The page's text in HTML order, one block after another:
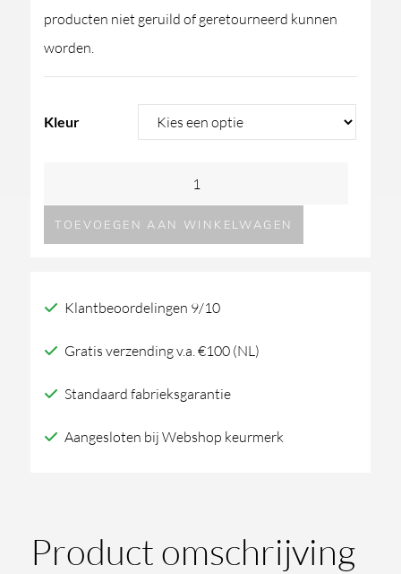
producten niet geruild of geretourneerd kunnen
worden.
Kleur
wand-
wastafelmengkraan
TOEVOEGEN AAN WINKELWAGEN
Klantbeoordelingen 9/10
Gratis verzending v.a. €100 (NL)
Standaard fabrieksgarantie
Aangesloten bij Webshop keurmerk
Product omschrijving